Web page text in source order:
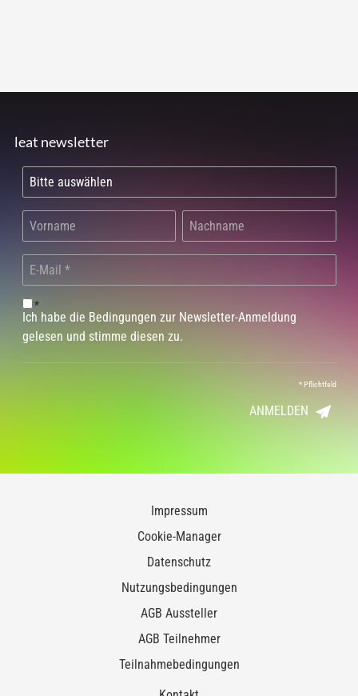
leat newsletter
*
Ich habe die Bedingungen zur Newsletter-Anmeldung
gelesen und stimme diesen zu.
*Pflichtfeld
ANMELDEN
Impressum
Cookie-Manager
Datenschutz
Nutzungsbedingungen
AGB Aussteller
AGB Teilnehmer
Teilnahmebedingungen